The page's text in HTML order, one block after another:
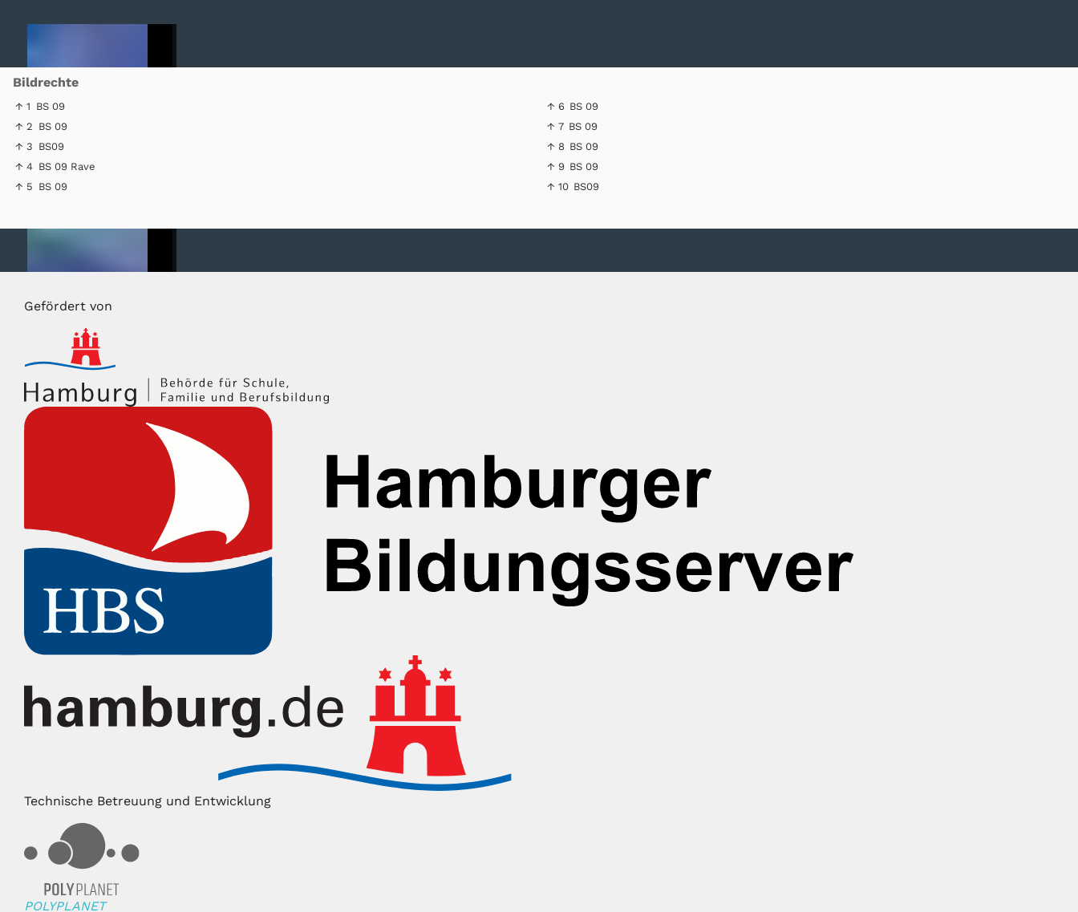
Bildrechte
↑ 1 BS 09
↑ 2 BS 09
↑ 3 BS09
↑ 4 BS 09 Rave
↑ 5 BS 09
↑ 6 BS 09
↑ 7 BS 09
↑ 8 BS 09
↑ 9 BS 09
↑ 10 BS09
Gefördert von
Technische Betreuung und Entwicklung
POLYPLANET